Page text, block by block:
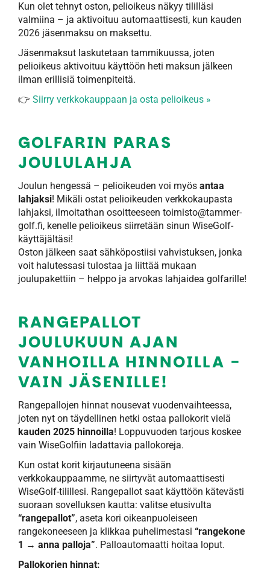
Kun olet tehnyt oston, pelioikeus näkyy tililläsi
valmiina – ja aktivoituu automaattisesti, kun kauden
2026 jäsenmaksu on maksettu.
Jäsenmaksut laskutetaan tammikuussa, joten
pelioikeus aktivoituu käyttöön heti maksun jälkeen
ilman erillisiä toimenpiteitä.
👉 Siirry verkkokauppaan ja osta pelioikeus »
GOLFARIN PARAS
JOULULAHJA
Joulun hengessä – pelioikeuden voi myös antaa
lahjaksi! Mikäli ostat pelioikeuden verkkokaupasta
lahjaksi, ilmoitathan osoitteeseen toimisto@tammer-
golf.fi, kenelle pelioikeus siirretään sinun WiseGolf-
käyttäjältäsi!
Oston jälkeen saat sähköpostiisi vahvistuksen, jonka
voit halutessasi tulostaa ja liittää mukaan
joulupakettiin – helppo ja arvokas lahjaidea golfarille!
RANGEPALLOT
JOULUKUUN AJAN
VANHOILLA HINNOILLA -
VAIN JÄSENILLE!
Rangepallojen hinnat nousevat vuodenvaihteessa,
joten nyt on täydellinen hetki ostaa pallokorit vielä
kauden 2025 hinnoilla! Loppuvuoden tarjous koskee
vain WiseGolfiin ladattavia pallokoreja.
Kun ostat korit kirjautuneena sisään
verkkokauppaamme, ne siirtyvät automaattisesti
WiseGolf-tilillesi. Rangepallot saat käyttöön kätevästi
suoraan sovelluksen kautta: valitse etusivulta
“rangepallot”, aseta kori oikeanpuoleiseen
rangekoneeseen ja klikkaa puhelimestasi “rangekone
1 → anna palloja”. Palloautomaatti hoitaa loput.
Pallokorien hinnat: